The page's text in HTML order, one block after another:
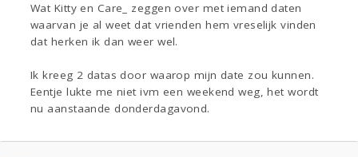
Wat Kitty en Care_ zeggen over met iemand daten
waarvan je al weet dat vrienden hem vreselijk vinden
dat herken ik dan weer wel.
Ik kreeg 2 datas door waarop mijn date zou kunnen.
Eentje lukte me niet ivm een weekend weg, het wordt
nu aanstaande donderdagavond.